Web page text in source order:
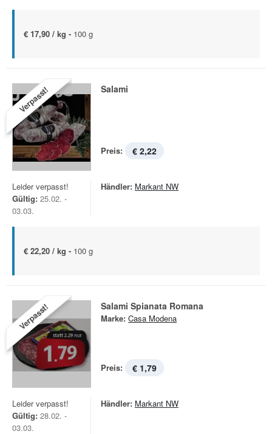
€ 17,90 / kg - 100 g
Verpasst! Salami
Preis: € 2,22
Leider verpasst!
Gültig: 25.02. -
03.03.
Händler: Markant NW
€ 22,20 / kg - 100 g
Verpasst! Salami Spianata Romana
Marke: Casa Modena
Preis: € 1,79
Leider verpasst!
Gültig: 28.02. -
03.03.
Händler: Markant NW